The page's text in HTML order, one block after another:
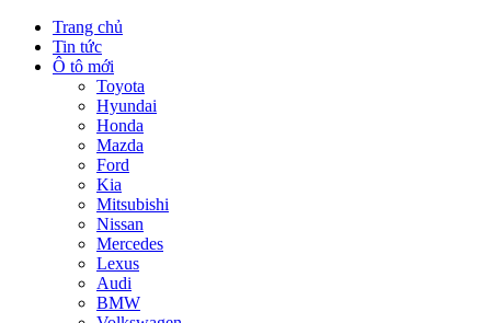
Trang chủ
Tin tức
Ô tô mới
Toyota
Hyundai
Honda
Mazda
Ford
Kia
Mitsubishi
Nissan
Mercedes
Lexus
Audi
BMW